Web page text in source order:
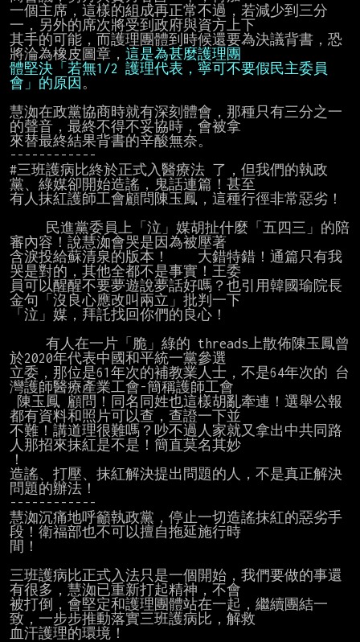
一個主席，這樣的組成再正常不過，若減少到三分
一，另外的席次將受到政府與資方上下
其手的可能，而護理團體到時候還要為決議背書，恐
將淪為橡皮圖章，
體堅決「若無1/2 護理代表，寧可不要假民主委員
會」的原因 。
慧洳在政黨協商時就有深刻體會，那種只有三分之一
的聲音，最終不得不妥協時，會被拿
來替最終結果背書的辛酸無奈。
------------
#三班護病比終於正式入醫療法 了，但我們的執政
黨、綠媒卻開始造謠，鬼話連篇！甚至
有人抹紅護師工會顧問陳玉鳳，這種行徑非常惡劣！
審內容！說慧洳會哭是因為被壓著
含淚投給蘇清泉的版本！    大錯特錯！通篇只有我
哭是對的，其他全都不是事實！王委
員可以醒醒不要夢遊說夢話好嗎？也引用韓國瑜院長
金句「沒良心應改叫兩立」批判一下
「泣」媒，拜託找回你們的良心！
於2020年代表中國和平統一黨參選
立委，那位是61年次的補教業人士，不是64年次的 台
灣護師醫療產業工會-簡稱護師工會
都有資料和照片可以查，查證一下並
不難！講道理很難嗎？吵不過人家就又拿出中共同路
人那招來抹紅是不是！簡直莫名其妙
！
造謠、打壓、抹紅解決提出問題的人，不是真正解決
問題的辦法！
------------
慧洳沉痛地呼籲執政黨，停止一切造謠抹紅的惡劣手
段！衛福部也不可以擅自拖延施行時
間！
三班護病比正式入法只是一個開始，我們要做的事還
有很多，慧洳已重新打起精神，不會
被打倒，會堅定和護理團體站在一起，繼續團結一
致，一步步推動落實三班護病比，解救
血汗護理的環境！